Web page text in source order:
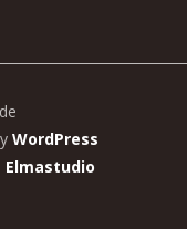
WordPress
Elmastudio